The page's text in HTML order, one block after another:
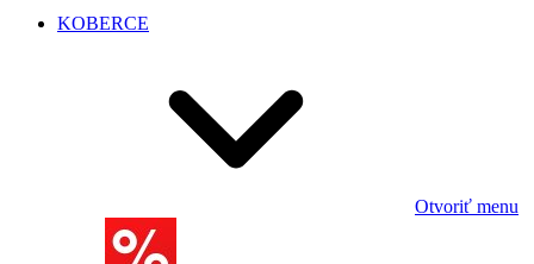
KOBERCE
Otvoriť menu